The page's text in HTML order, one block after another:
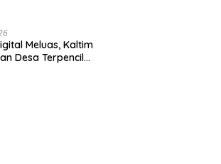
Meluas, Kaltim
Desa Terpencil